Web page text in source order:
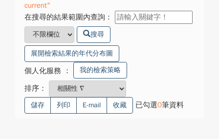
current"
在搜尋的結果範圍內查詢：
搜尋
展開檢索結果的年代分布圖
個人化服務 ： 我的檢索策略
排序：
儲存 列印 E-mail 收藏 已勾選0筆資料